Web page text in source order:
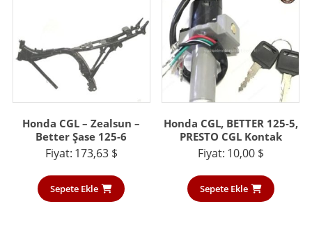
Honda CGL – Zealsun –
Better Şase 125-6
Fiyat: 173,63 $
Sepete Ekle
Honda CGL, BETTER 125-5,
PRESTO CGL Kontak
Fiyat: 10,00 $
Sepete Ekle